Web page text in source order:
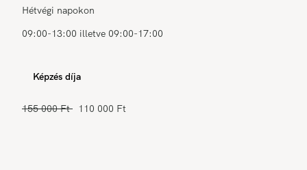
Hétvégi napokon
09:00-13:00 illetve 09:00-17:00
Képzés díja
155 000 Ft 110 000 Ft